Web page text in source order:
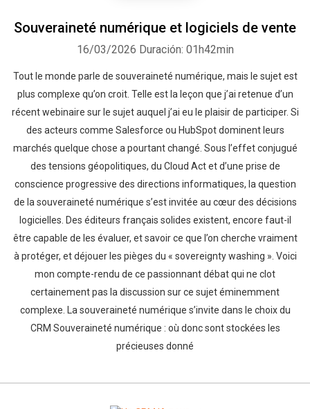
Souveraineté numérique et logiciels de vente
16/03/2026 Duración: 01h42min
Tout le monde parle de souveraineté numérique, mais le sujet est
plus complexe qu’on croit. Telle est la leçon que j’ai retenue d’un
récent webinaire sur le sujet auquel j’ai eu le plaisir de participer. Si
des acteurs comme Salesforce ou HubSpot dominent leurs
marchés quelque chose a pourtant changé. Sous l’effet conjugué
des tensions géopolitiques, du Cloud Act et d’une prise de
conscience progressive des directions informatiques, la question
de la souveraineté numérique s’est invitée au cœur des décisions
logicielles. Des éditeurs français solides existent, encore faut-il
être capable de les évaluer, et savoir ce que l’on cherche vraiment
à protéger, et déjouer les pièges du « sovereignty washing ». Voici
mon compte-rendu de ce passionnant débat qui ne clot
certainement pas la discussion sur ce sujet éminemment
complexe. La souveraineté numérique s’invite dans le choix du
CRM Souveraineté numérique : où donc sont stockées les
précieuses donné